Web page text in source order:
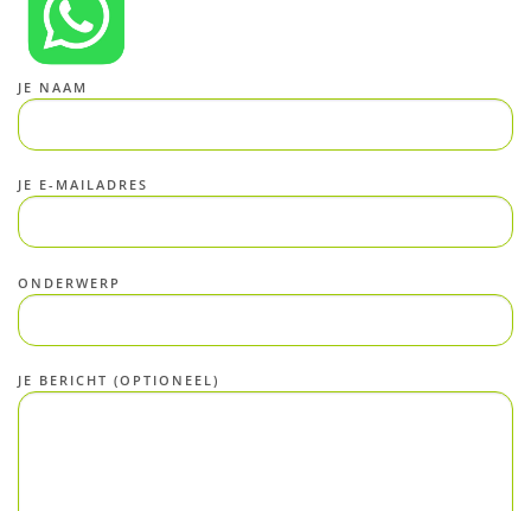
JE NAAM
JE E-MAILADRES
ONDERWERP
JE BERICHT (OPTIONEEL)